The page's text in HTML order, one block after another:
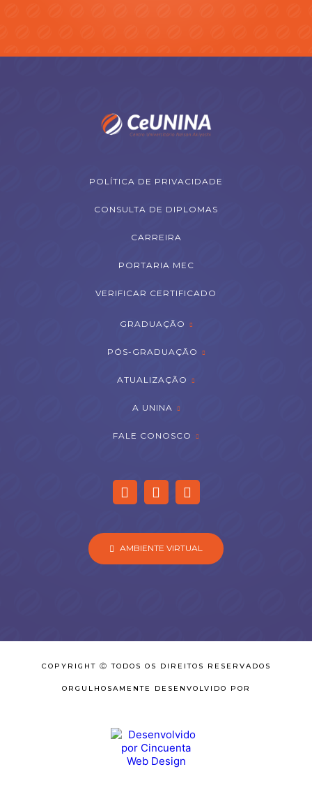
POLÍTICA DE PRIVACIDADE
CONSULTA DE DIPLOMAS
CARREIRA
PORTARIA MEC
VERIFICAR CERTIFICADO
GRADUAÇÃO
PÓS-GRADUAÇÃO
ATUALIZAÇÃO
A UNINA
FALE CONOSCO
AMBIENTE VIRTUAL
COPYRIGHT Ⓒ TODOS OS DIREITOS RESERVADOS
ORGULHOSAMENTE DESENVOLVIDO POR